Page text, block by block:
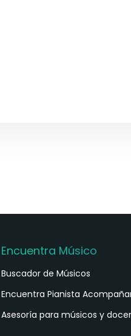
Encuentra Músico
Buscador de Músicos
Encuentra Pianista
Asesoría para músicos y